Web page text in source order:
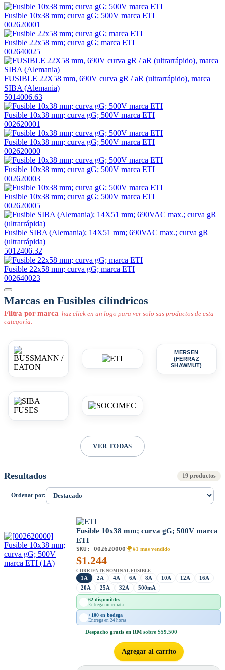
Fusible 10x38 mm; curva gG; 500V marca ETI
002620001
Fusible 22x58 mm; curva gG; marca ETI
002640025
FUSIBLE 22X58 mm, 690V curva gR / aR (ultrarrápido), marca
SIBA (Alemania)
5014006.63
Fusible 10x38 mm; curva gG; 500V marca ETI
002620001
Fusible 10x38 mm; curva gG; 500V marca ETI
002620000
Fusible 10x38 mm; curva gG; 500V marca ETI
002620003
Fusible 10x38 mm; curva gG; 500V marca ETI
002620005
Fusible SIBA (Alemania); 14X51 mm; 690VAC max.; curva gR
(ultrarrápida)
5012406.32
Fusible 22x58 mm; curva gG; marca ETI
002640023
Marcas en Fusibles cilíndricos
Filtra por marca haz click en un logo para ver solo sus productos de esta
categoria.
MERSEN
(FERRAZ
SHAWMUT)
VER TODAS
Resultados 19 productos
Ordenar por:
Fusible 10x38 mm; curva gG; 500V marca
ETI
SKU: 002620000 #1 mas vendido
$1.244
CORRIENTE NOMINAL FUSIBLE
1A 2A 4A 6A 8A 10A 12A
16A
20A
25A 32A 500mA
62 disponibles
Entrega inmediata
+100 en bodega
Entrega en 24 horas
Despacho gratis en RM sobre $59.500
Agregar al carrito